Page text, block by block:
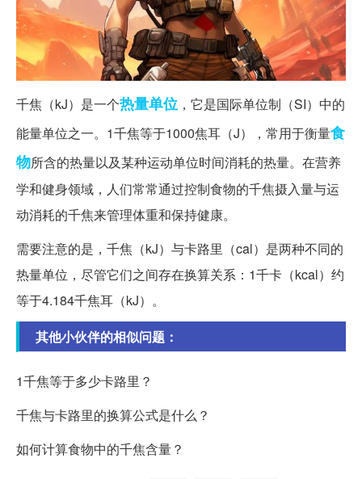
千焦（kJ）是一个热量单位 ，它是国际单位制（SI）中的
能量单位之一。1千焦等于1000焦耳（J），常用于衡量食
物所含的热量以及某种运动单位时间消耗的热量。在营养
学和健身领域，人们常常通过控制食物的千焦摄入量与运
动消耗的千焦来管理体重和保持健康。
需要注意的是，千焦（kJ）与卡路里（cal）是两种不同的
热量单位，尽管它们之间存在换算关系：1千卡（kcal）约
等于4.184千焦耳（kJ）。
其他小伙伴的相似问题：
1千焦等于多少卡路里？
千焦与卡路里的换算公式是什么？
如何计算食物中的千焦含量？